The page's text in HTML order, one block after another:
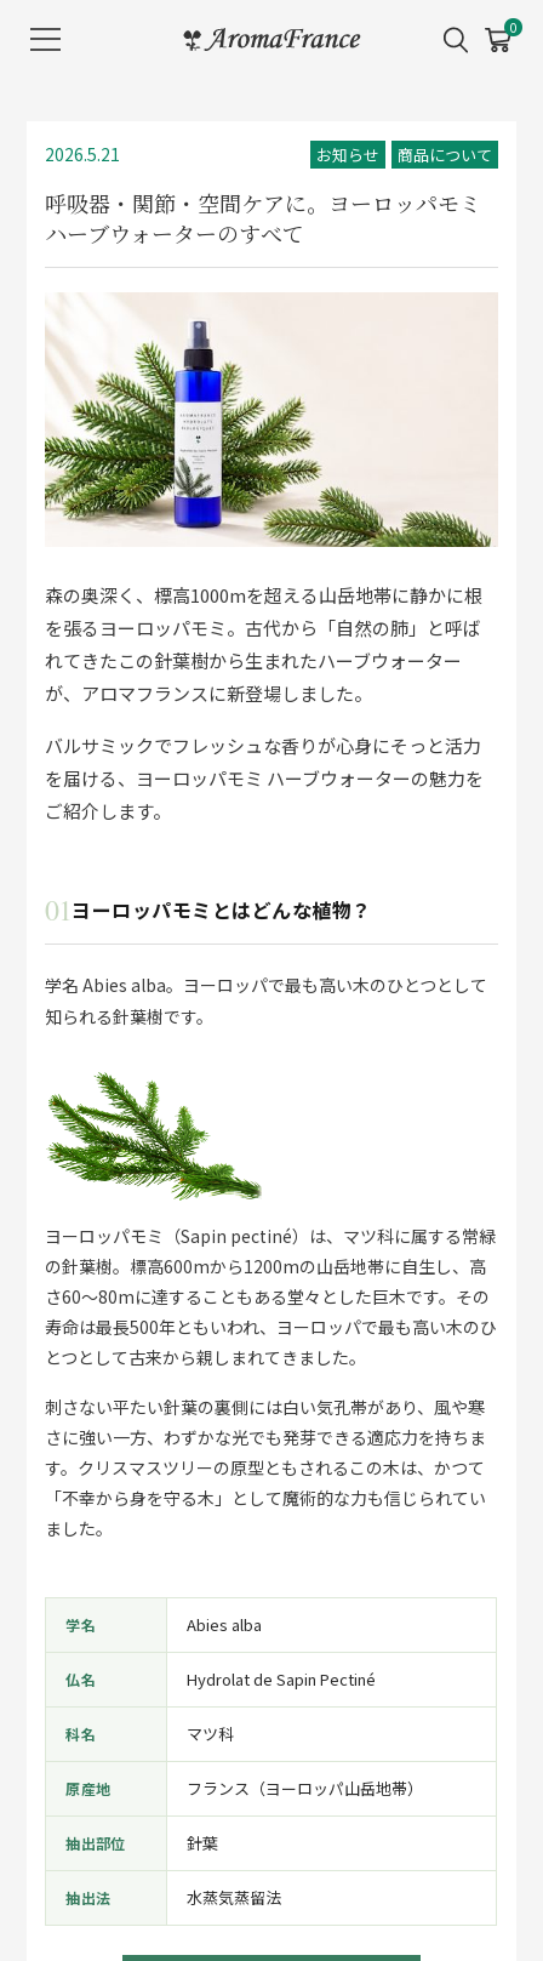
メ
ニ
0
2026.5.21 お知らせ 商品について
呼吸器・関節・空間ケアに。ヨーロッパモミ
ハーブウォーターのすべて
森の奥深く、標高1000mを超える山岳地帯に静かに根
を張るヨーロッパモミ。古代から「自然の肺」と呼ば
れてきたこの針葉樹から生まれたハーブウォーター
が、アロマフランスに新登場しました。
バルサミックでフレッシュな香りが心身にそっと活力
を届ける、ヨーロッパモミ ハーブウォーターの魅力を
ご紹介します。
01ヨーロッパモミとはどんな植物？
学名 Abies alba。ヨーロッパで最も高い木のひとつとして
知られる針葉樹です。
ヨーロッパモミ（Sapin pectiné）は、マツ科に属する常緑
の針葉樹。標高600mから1200mの山岳地帯に自生し、高
さ60〜80mに達することもある堂々とした巨木です。その
寿命は最長500年ともいわれ、ヨーロッパで最も高い木のひ
とつとして古来から親しまれてきました。
刺さない平たい針葉の裏側には白い気孔帯があり、風や寒
さに強い一方、わずかな光でも発芽できる適応力を持ちま
す。クリスマスツリーの原型ともされるこの木は、かつて
「不幸から身を守る木」として魔術的な力も信じられてい
ました。
学名 Abies alba
仏名 Hydrolat de Sapin Pectiné
科名 マツ科
原産地 フランス（ヨーロッパ山岳地帯）
抽出部位 針葉
抽出法 水蒸気蒸留法